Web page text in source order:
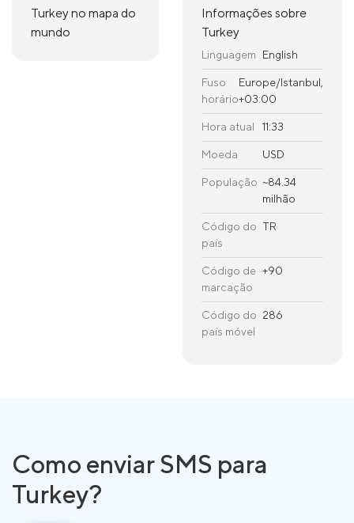
Turkey no mapa do
mundo
Informações sobre
Turkey
Linguagem English
Fuso
horário
Europe/Istanbul,
+03:00
Hora atual 11:33
Moeda USD
População ~84.34
milhão
Código do
país
TR
Código de
marcação
+90
Código do
país móvel
286
Como enviar SMS para
Turkey?